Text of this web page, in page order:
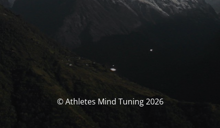
© Athletes Mind Tuning 2026